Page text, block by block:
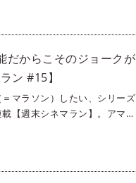
編集部メンバーが各々おす
閉じ込められた若者の運命を
ナー』シリーズを紺野ミクが
だからこそのジョークが
ン #15】
マラソン）したい、シリーズ
【週末シネマラン】。アマプ
編集部メンバーが各々おす
きな筆者ameが、AIジョークが